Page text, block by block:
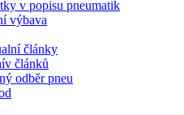
v popisu pneumatik
výbava
články
článků
odběr pneu